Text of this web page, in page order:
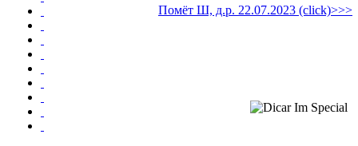
Помёт Ш, д.р. 22.07.2023 (click)>>>